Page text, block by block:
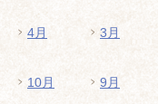
4月 3月
10月 9月